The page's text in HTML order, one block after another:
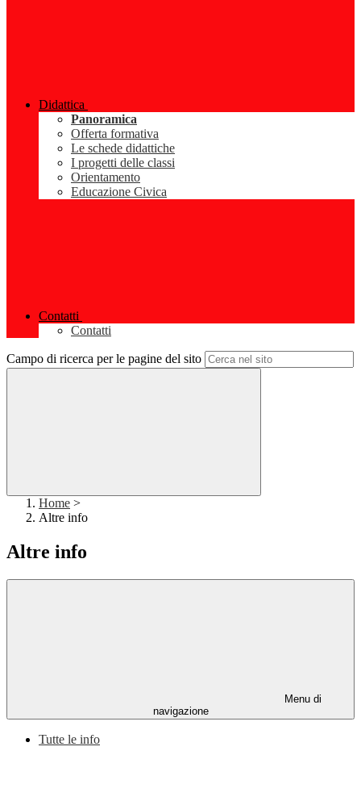
Didattica
Panoramica
Offerta formativa
Le schede didattiche
I progetti delle classi
Orientamento
Educazione Civica
Contatti
Contatti
Campo di ricerca per le pagine del sito
Home >
Altre info
Altre info
Menu di
navigazione
Tutte le info